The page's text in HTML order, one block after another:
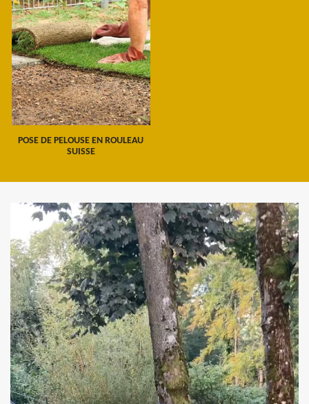
POSE DE PELOUSE EN ROULEAU
SUISSE